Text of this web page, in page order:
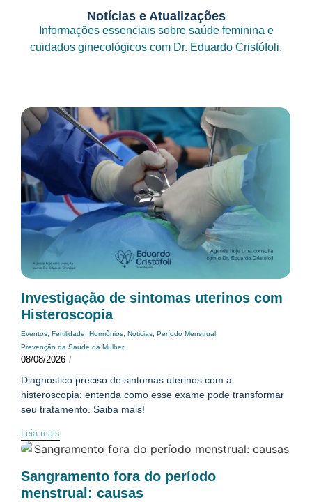
Notícias e Atualizações
Informações essenciais sobre saúde feminina e
cuidados ginecológicos com Dr. Eduardo Cristófoli.
Investigação de sintomas uterinos com
Histeroscopia
Eventos Fertilidade Hormônios Noticias Período Menstrual
Prevenção da Saúde da Mulher
08/08/2026 /
Diagnóstico preciso de sintomas uterinos com a
histeroscopia: entenda como esse exame pode transformar
seu tratamento. Saiba mais!
Leia mais
Sangramento fora do período
menstrual: causas